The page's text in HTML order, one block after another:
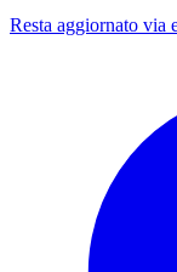
Resta aggiornato via